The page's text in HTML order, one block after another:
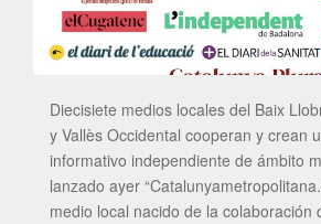
Diecisiete medios locales del Baix
y Vallès Occidental cooperan y crean
informativo independiente de ámbito
lanzado ayer
medio local nacido de la colaboración